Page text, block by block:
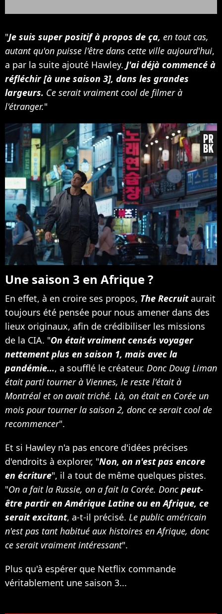
"Je suis super positif à propos de ça, en tout cas,
autant qu'on puisse l'être dans cette ville aujourd'hui,
a par la suite ajouté Hawley. J'ai déjà commencé à
réfléchir [à une saison 3], dans les grandes
largeurs. Ce serait vraiment cool de filmer à
l'étranger."
Une saison 3 en Afrique ?
En effet, à en croire ses propos, The Recruitaurait
toujours été pensée pour nous amener dans des
lieux originaux, afin de crédibiliser les missions
de la CIA. "On était vraiment censés voyager
nettement plus en saison 1, mais avec la
pandémie..., a soufflé le créateur. Donc Doug Liman
était parti tourner à Viennes, le reste l'était à
Montréal et on avait triché. Là, on était en Corée un
mois pour tourner la saison 2, donc ce serait cool de
recommencer".
Et si Hawley n'a pas encore d'idées précises
d'endroits à explorer, "Non, on n'est pas encore
en écriture", il a tout de même quelques pistes.
"On a fait la Russie, on a fait la Corée. Doncpeut-
être partir en Amérique Latine ou en Afrique, ce
serait excitant, a-t-il précisé. Le public américain
n'est pas tant habitué aux histoires en Afrique, donc
ce serait vraiment intéressant".
Plus qu'à espérer que Netflix commande
véritablement une saison 3...